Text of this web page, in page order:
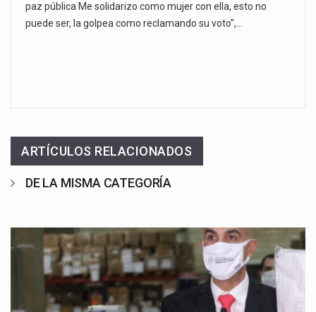
paz pública Me solidarizo como mujer con ella, esto no
puede ser, la golpea como reclamando su voto",…
ARTÍCULOS RELACIONADOS
DE LA MISMA CATEGORÍA